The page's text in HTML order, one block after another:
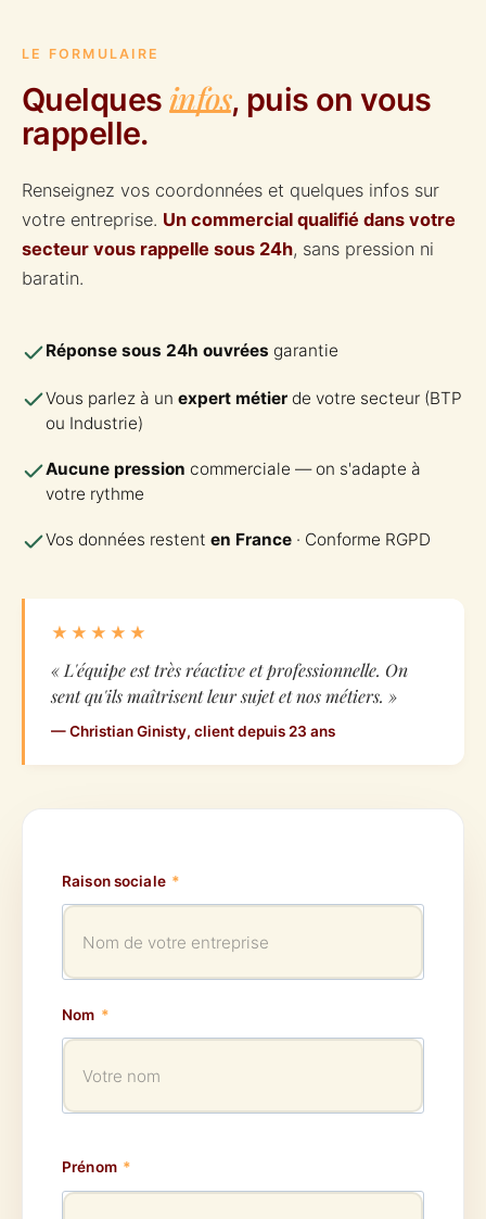
LE FORMULAIRE
Quelques infos, puis on vous
rappelle.
Renseignez vos coordonnées et quelques infos sur
votre entreprise. Un commercial qualifié dans votre
secteur vous rappelle sous 24h, sans pression ni
baratin.
Réponse sous 24h ouvrées garantie
Vous parlez à un expert métier de votre secteur (BTP
ou Industrie)
Aucune pression commerciale — on s'adapte à
votre rythme
Vos données restent en France · Conforme RGPD
★★★★★
« L'équipe est très réactive et professionnelle. On
sent qu'ils maîtrisent leur sujet et nos métiers. »
— Christian Ginisty, client depuis 23 ans
Raison sociale *
Nom *
Prénom *